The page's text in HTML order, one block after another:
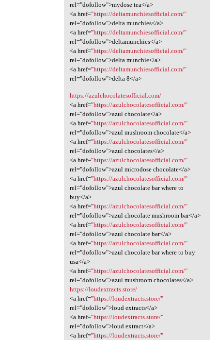
rel="dofollow">mydose tea</a>
<a href="https://deltamunchiesofficial.com/"
rel="dofollow">delta munchies</a>
<a href="https://deltamunchiesofficial.com/"
rel="dofollow">deltamunchies</a>
<a href="https://deltamunchiesofficial.com/"
rel="dofollow">delta munchie</a>
<a href="https://deltamunchiesofficial.com/"
rel="dofollow">delta 8</a>
https://azulchocolatesofficial.com/
<a href="https://azulchocolatesofficial.com/"
rel="dofollow">azul chocolate</a>
<a href="https://azulchocolatesofficial.com/"
rel="dofollow">azul mushroom chocolate</a>
<a href="https://azulchocolatesofficial.com/"
rel="dofollow">azul chocolates</a>
<a href="https://azulchocolatesofficial.com/"
rel="dofollow">azul microdose chocolate</a>
<a href="https://azulchocolatesofficial.com/"
rel="dofollow">azul chocolate bar where to
buy</a>
<a href="https://azulchocolatesofficial.com/"
rel="dofollow">azul chocolate mushroom bar</a>
<a href="https://azulchocolatesofficial.com/"
rel="dofollow">azul chocolate bar</a>
<a href="https://azulchocolatesofficial.com/"
rel="dofollow">azul chocolate bar where to buy
usa</a>
<a href="https://azulchocolatesofficial.com/"
rel="dofollow">azul mushroom chocolates</a>
https://loudextracts.store/
<a href="https://loudextracts.store/"
rel="dofollow">loud extracts</a>
<a href="https://loudextracts.store/"
rel="dofollow">loud extract</a>
<a href="https://loudextracts.store/"